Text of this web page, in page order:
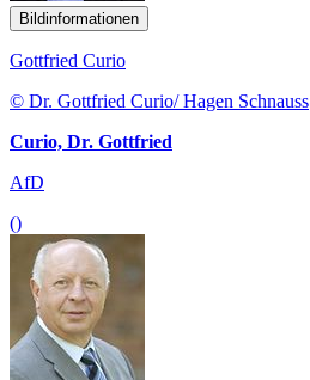
Bildinformationen
Gottfried Curio
© Dr. Gottfried Curio/ Hagen Schnauss
Curio, Dr. Gottfried
AfD
()